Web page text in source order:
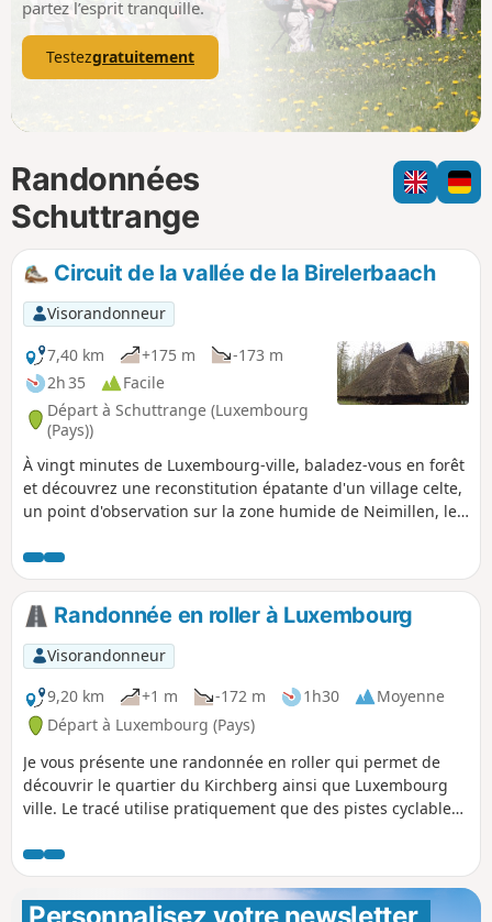
partez l’esprit tranquille.
Testezgratuitement
Randonnées
Schuttrange
Circuit de la vallée de la Birelerbaach
Visorandonneur
7,40 km
+175 m
-173 m
2h 35
Facile
Départ à Schuttrange (Luxembourg
(Pays))
À vingt minutes de Luxembourg-ville, baladez-vous en forêt
et découvrez une reconstitution épatante d'un village celte,
un point d'observation sur la zone humide de Neimillen, le
Randonnée en roller à Luxembourg
Visorandonneur
9,20 km
+1 m -172 m 1h30
Moyenne
Départ à Luxembourg (Pays)
Je vous présente une randonnée en roller qui permet de
découvrir le quartier du Kirchberg ainsi que Luxembourg
ville. Le tracé utilise pratiquement que des pistes cyclables.
parcours sont des zones en pavées, des revêtements
abîmés dans les parcs et des bandes de vigilance pour les
aveugles devant chaque passages pour piétons. Je